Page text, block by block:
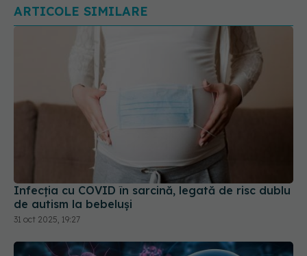
ARTICOLE SIMILARE
Infecția cu COVID în sarcină, legată de risc dublu
de autism la bebeluși
31 oct 2025, 19:27